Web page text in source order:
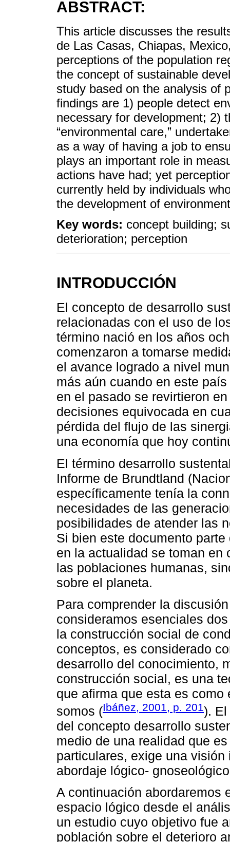
ABSTRACT:
This article discusses the
de Las Casas, Chiapas,
perceptions of the population
the concept of sustainable
study based on the analysis of
findings are 1) people detect
necessary for development; 2)
“environmental care,”
as a way of having a job to
plays an important role in
actions have had; yet
currently held by individuals
the development of
Key words: concept building;
deterioration; perception
INTRODUCCIÓN
El concepto de desarrollo
relacionadas con el uso de
término nació en los años
comenzaron a tomarse
el avance logrado a nivel
más aún cuando en este
en el pasado se revirtieron
decisiones equivocada en
pérdida del flujo de las
una economía que hoy
El término desarrollo
Informe de Brundtland
específicamente tenía la
necesidades de las
posibilidades de atender las
Si bien este documento
en la actualidad se toman en
las poblaciones humanas,
sobre el planeta.
Para comprender la
consideramos esenciales
la construcción social de
conceptos, es considerado
desarrollo del conocimiento,
construcción social, es una
que afirma que esta es
somos (Ibáñez, 2001, p. 201). El
del concepto desarrollo
medio de una realidad que
particulares, exige una
abordaje lógico-
A continuación abordaremos
espacio lógico desde el
un estudio cuyo objetivo fue
población sobre el deterioro